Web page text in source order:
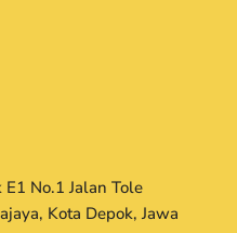
E1 No.1 Jalan Tole
Kota Depok, Jawa